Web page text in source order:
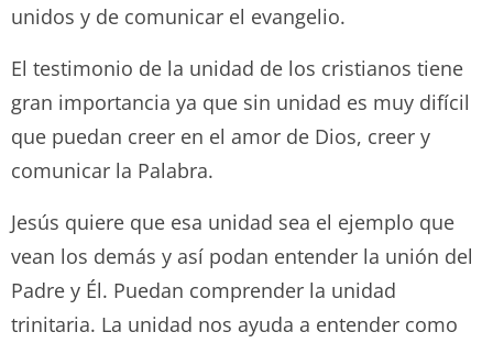
unidos y de comunicar el evangelio.
El testimonio de la unidad de los cristianos tiene
gran importancia ya que sin unidad es muy difícil
que puedan creer en el amor de Dios, creer y
comunicar la Palabra.
Jesús quiere que esa unidad sea el ejemplo que
vean los demás y así podan entender la unión del
Padre y Él. Puedan comprender la unidad
trinitaria. La unidad nos ayuda a entender como